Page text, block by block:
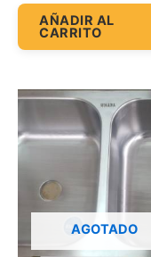
AÑADIR AL
CARRITO
AGOTADO